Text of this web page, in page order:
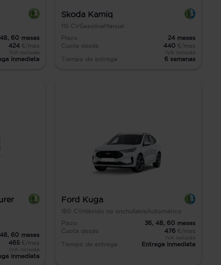
48, 60 meses
424 €/mes
IVA incluido
inmediata
Skoda Kamiq
115 CVGasolina Manual
Plazo
24 meses
Cuota desde
440 €/mes
IVA incluido
Tiempo de entrega 6 semanas
48, 60 meses
465 €/mes
IVA incluido
inmediata
Ford Kuga
180 CVHíbrido no enchufable Automático
Plazo
36, 48, 60 meses
Cuota desde
476 €/mes
IVA incluido
Tiempo de entrega Entrega inmediata